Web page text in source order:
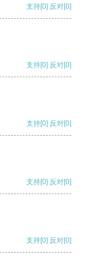
支持[0] 反对[0]
支持[0] 反对[0]
支持[0] 反对[0]
支持[0] 反对[0]
支持[0] 反对[0]